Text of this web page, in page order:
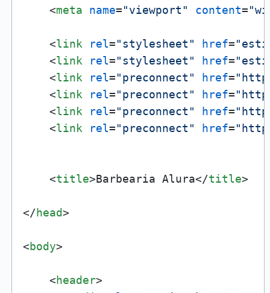
<meta name="viewport" content=
<link rel="stylesheet" href=
<link rel="stylesheet" href=
<link rel="preconnect" href=
<link rel="preconnect" href=
<link rel="preconnect" href=
<link rel="preconnect" href=
<title>Barbearia Alura</title>
</head>
<body>
<header>